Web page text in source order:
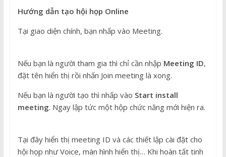
Hướng dẫn tạo hội họp Online
Tại giao diện chính, bạn nhấp vào Meeting.
Nếu bạn là người tham gia thì chỉ cần nhập Meeting ID,
đặt tên hiển thị rồi nhấn Join meeting là xong.
Nếu bạn là người tạo thì nhấp vào Start install
meeting. Ngay lập tức một hộp chức năng mới hiện ra.
Tại đây hiển thị meeting ID và các thiết lập cài đặt cho
hội họp như Voice, màn hình hiển thị… Khi hoàn tất tinh